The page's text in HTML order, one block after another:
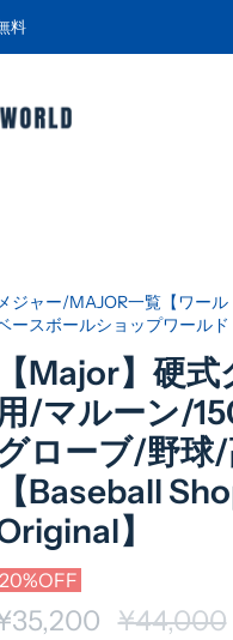
料
ジャー/MAJOR一覧【ワー
ースボールショップワールド
【Major】硬
/マルーン/
ローブ/野球
【Baseball
】
20%OFF
通
¥44,000